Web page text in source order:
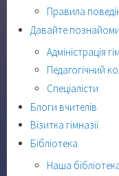
Правила
Давайте
Адміністрація
Педагогічний
Спеціалісти
Блоги вчителів
Візитка гімназії
Бібліотека
Наша